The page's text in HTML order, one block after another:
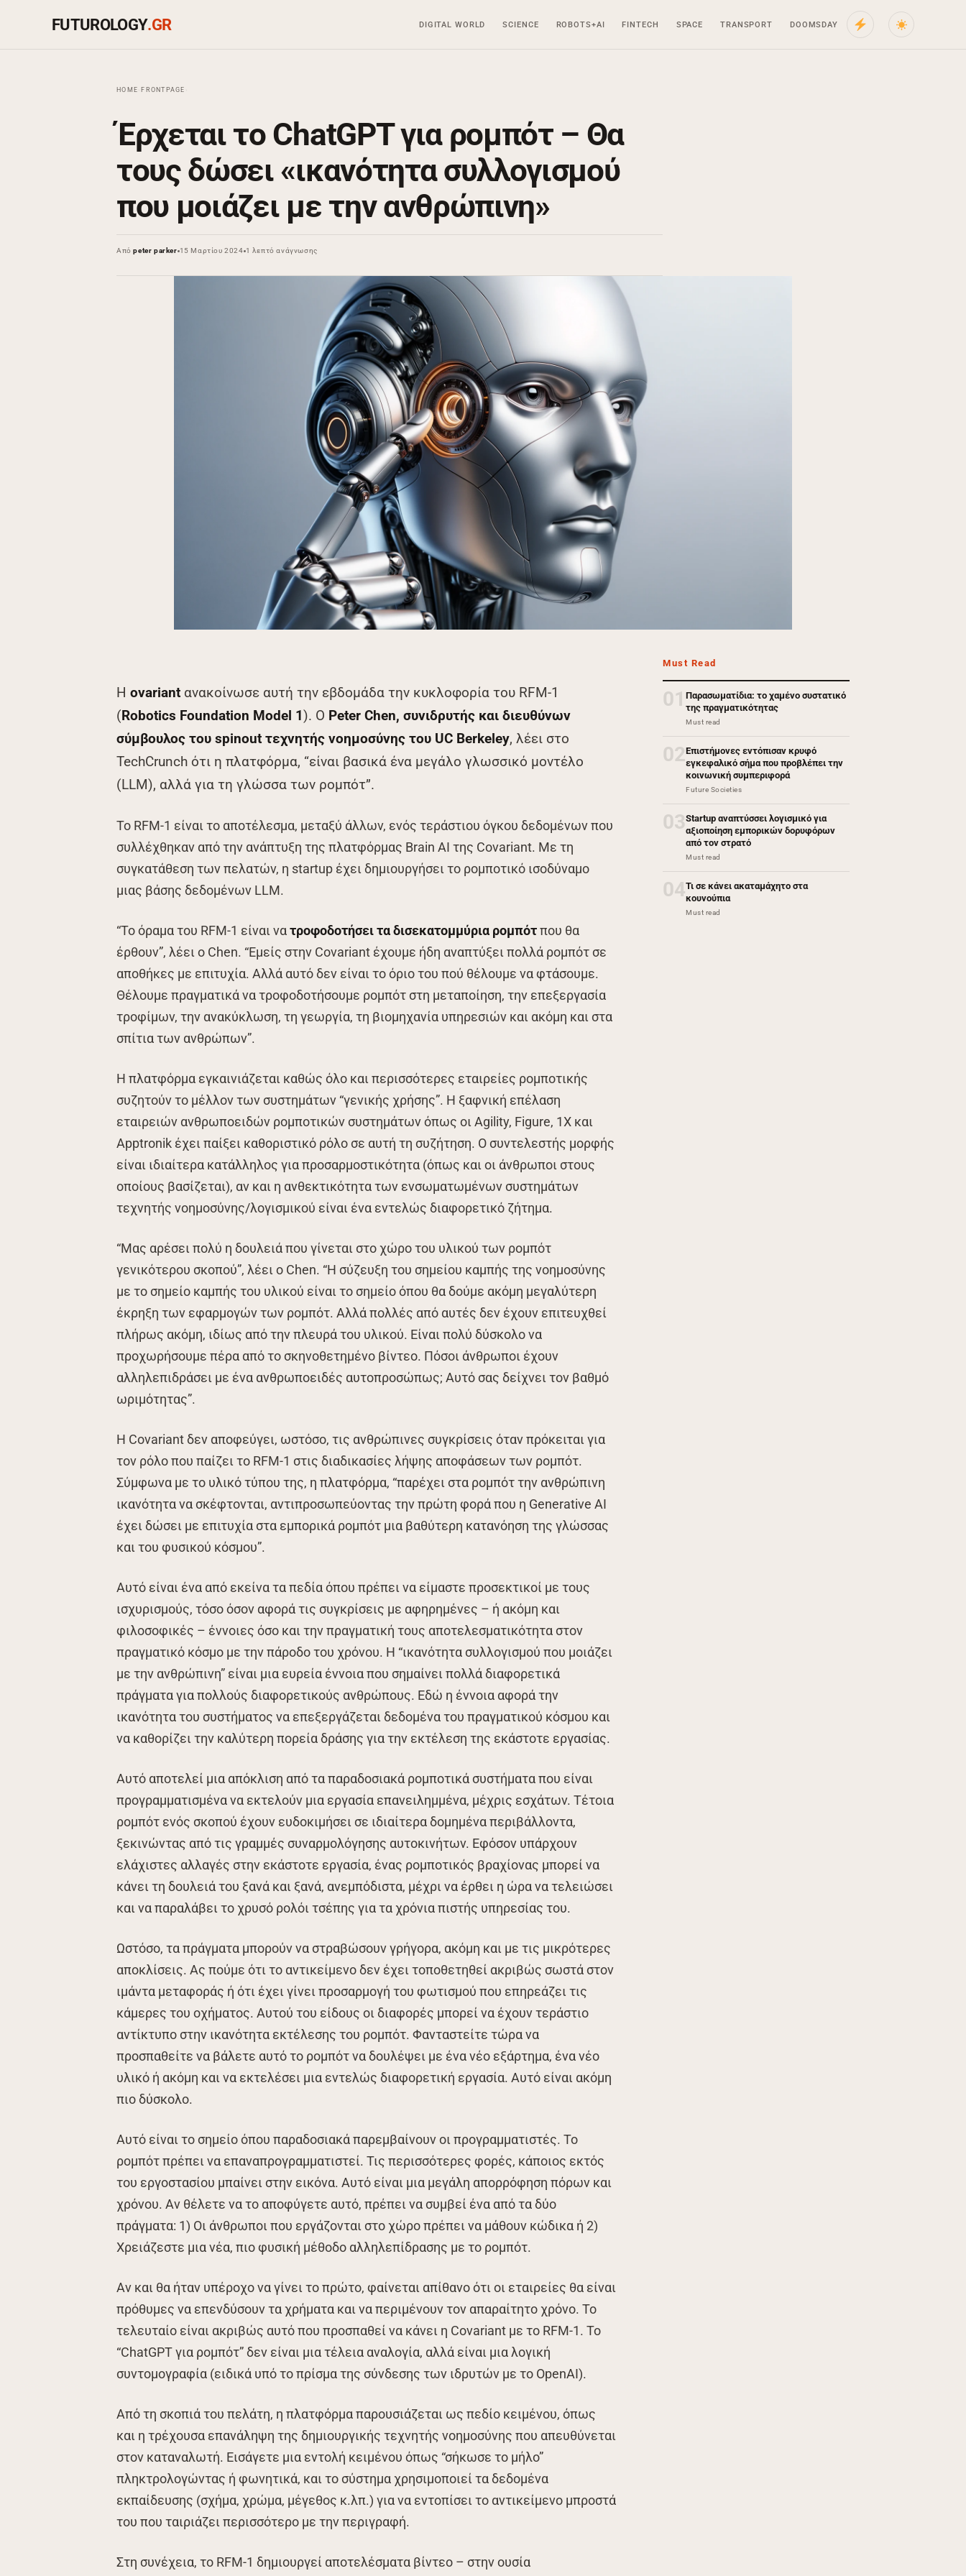
FUTUROLOGY.GR DIGITAL WORLD SCIENCE ROBOTS+AI FINTECH SPACE TRANSPORT DOOMSDAY
HOME FRONTPAGE
Έρχεται το ChatGPT για ρομπότ – Θα
τους δώσει «ικανότητα συλλογισμού
που μοιάζει με την ανθρώπινη»
Απόpeter parker 15 Μαρτίου 2024 1 λεπτό ανάγνωσης
Η ovariant ανακοίνωσε αυτή την εβδομάδα την κυκλοφορία του RFM-1
(Robotics Foundation Model 1). Ο Peter Chen, συνιδρυτής και διευθύνων
σύμβουλος του spinout τεχνητής νοημοσύνης του UC Berkeley, λέει στο
TechCrunch ότι η πλατφόρμα, “είναι βασικά ένα μεγάλο γλωσσικό μοντέλο
(LLM), αλλά για τη γλώσσα των ρομπότ”.
Το RFM-1 είναι το αποτέλεσμα, μεταξύ άλλων, ενός τεράστιου όγκου δεδομένων που
συλλέχθηκαν από την ανάπτυξη της πλατφόρμας Brain AI της Covariant. Με τη
συγκατάθεση των πελατών, η startup έχει δημιουργήσει το ρομποτικό ισοδύναμο
μιας βάσης δεδομένων LLM.
“Το όραμα του RFM-1 είναι νατροφοδοτήσει τα δισεκατομμύρια ρομπότπου θα
έρθουν”, λέει ο Chen. “Εμείς στην Covariant έχουμε ήδη αναπτύξει πολλά ρομπότ σε
αποθήκες με επιτυχία. Αλλά αυτό δεν είναι το όριο του πού θέλουμε να φτάσουμε.
Θέλουμε πραγματικά να τροφοδοτήσουμε ρομπότ στη μεταποίηση, την επεξεργασία
τροφίμων, την ανακύκλωση, τη γεωργία, τη βιομηχανία υπηρεσιών και ακόμη και στα
σπίτια των ανθρώπων”.
Η πλατφόρμα εγκαινιάζεται καθώς όλο και περισσότερες εταιρείες ρομποτικής
συζητούν το μέλλον των συστημάτων “γενικής χρήσης”. Η ξαφνική επέλαση
εταιρειών ανθρωποειδών ρομποτικών συστημάτων όπως οι Agility, Figure, 1X και
Apptronik έχει παίξει καθοριστικό ρόλο σε αυτή τη συζήτηση. Ο συντελεστής μορφής
είναι ιδιαίτερα κατάλληλος για προσαρμοστικότητα (όπως και οι άνθρωποι στους
οποίους βασίζεται), αν και η ανθεκτικότητα των ενσωματωμένων συστημάτων
τεχνητής νοημοσύνης/λογισμικού είναι ένα εντελώς διαφορετικό ζήτημα.
“Μας αρέσει πολύ η δουλειά που γίνεται στο χώρο του υλικού των ρομπότ
γενικότερου σκοπού”, λέει ο Chen. “Η σύζευξη του σημείου καμπής της νοημοσύνης
με το σημείο καμπής του υλικού είναι το σημείο όπου θα δούμε ακόμη μεγαλύτερη
έκρηξη των εφαρμογών των ρομπότ. Αλλά πολλές από αυτές δεν έχουν επιτευχθεί
πλήρως ακόμη, ιδίως από την πλευρά του υλικού. Είναι πολύ δύσκολο να
προχωρήσουμε πέρα από το σκηνοθετημένο βίντεο. Πόσοι άνθρωποι έχουν
αλληλεπιδράσει με ένα ανθρωποειδές αυτοπροσώπως; Αυτό σας δείχνει τον βαθμό
ωριμότητας”.
Η Covariant δεν αποφεύγει, ωστόσο, τις ανθρώπινες συγκρίσεις όταν πρόκειται για
τον ρόλο που παίζει το RFM-1 στις διαδικασίες λήψης αποφάσεων των ρομπότ.
Σύμφωνα με το υλικό τύπου της, η πλατφόρμα, “παρέχει στα ρομπότ την ανθρώπινη
ικανότητα να σκέφτονται, αντιπροσωπεύοντας την πρώτη φορά που η Generative AI
έχει δώσει με επιτυχία στα εμπορικά ρομπότ μια βαθύτερη κατανόηση της γλώσσας
και του φυσικού κόσμου”.
Αυτό είναι ένα από εκείνα τα πεδία όπου πρέπει να είμαστε προσεκτικοί με τους
ισχυρισμούς, τόσο όσον αφορά τις συγκρίσεις με αφηρημένες – ή ακόμη και
φιλοσοφικές – έννοιες όσο και την πραγματική τους αποτελεσματικότητα στον
πραγματικό κόσμο με την πάροδο του χρόνου. Η “ικανότητα συλλογισμού που μοιάζει
με την ανθρώπινη” είναι μια ευρεία έννοια που σημαίνει πολλά διαφορετικά
πράγματα για πολλούς διαφορετικούς ανθρώπους. Εδώ η έννοια αφορά την
ικανότητα του συστήματος να επεξεργάζεται δεδομένα του πραγματικού κόσμου και
να καθορίζει την καλύτερη πορεία δράσης για την εκτέλεση της εκάστοτε εργασίας.
Αυτό αποτελεί μια απόκλιση από τα παραδοσιακά ρομποτικά συστήματα που είναι
προγραμματισμένα να εκτελούν μια εργασία επανειλημμένα, μέχρις εσχάτων. Τέτοια
ρομπότ ενός σκοπού έχουν ευδοκιμήσει σε ιδιαίτερα δομημένα περιβάλλοντα,
ξεκινώντας από τις γραμμές συναρμολόγησης αυτοκινήτων. Εφόσον υπάρχουν
ελάχιστες αλλαγές στην εκάστοτε εργασία, ένας ρομποτικός βραχίονας μπορεί να
κάνει τη δουλειά του ξανά και ξανά, ανεμπόδιστα, μέχρι να έρθει η ώρα να τελειώσει
και να παραλάβει το χρυσό ρολόι τσέπης για τα χρόνια πιστής υπηρεσίας του.
Ωστόσο, τα πράγματα μπορούν να στραβώσουν γρήγορα, ακόμη και με τις μικρότερες
αποκλίσεις. Ας πούμε ότι το αντικείμενο δεν έχει τοποθετηθεί ακριβώς σωστά στον
ιμάντα μεταφοράς ή ότι έχει γίνει προσαρμογή του φωτισμού που επηρεάζει τις
κάμερες του οχήματος. Αυτού του είδους οι διαφορές μπορεί να έχουν τεράστιο
αντίκτυπο στην ικανότητα εκτέλεσης του ρομπότ. Φανταστείτε τώρα να
προσπαθείτε να βάλετε αυτό το ρομπότ να δουλέψει με ένα νέο εξάρτημα, ένα νέο
υλικό ή ακόμη και να εκτελέσει μια εντελώς διαφορετική εργασία. Αυτό είναι ακόμη
πιο δύσκολο.
Αυτό είναι το σημείο όπου παραδοσιακά παρεμβαίνουν οι προγραμματιστές. Το
ρομπότ πρέπει να επαναπρογραμματιστεί. Τις περισσότερες φορές, κάποιος εκτός
του εργοστασίου μπαίνει στην εικόνα. Αυτό είναι μια μεγάλη απορρόφηση πόρων και
χρόνου. Αν θέλετε να το αποφύγετε αυτό, πρέπει να συμβεί ένα από τα δύο
πράγματα: 1) Οι άνθρωποι που εργάζονται στο χώρο πρέπει να μάθουν κώδικα ή 2)
Χρειάζεστε μια νέα, πιο φυσική μέθοδο αλληλεπίδρασης με το ρομπότ.
Αν και θα ήταν υπέροχο να γίνει το πρώτο, φαίνεται απίθανο ότι οι εταιρείες θα είναι
πρόθυμες να επενδύσουν τα χρήματα και να περιμένουν τον απαραίτητο χρόνο. Το
τελευταίο είναι ακριβώς αυτό που προσπαθεί να κάνει η Covariant με το RFM-1. Το
“ChatGPT για ρομπότ” δεν είναι μια τέλεια αναλογία, αλλά είναι μια λογική
συντομογραφία (ειδικά υπό το πρίσμα της σύνδεσης των ιδρυτών με το OpenAI).
Από τη σκοπιά του πελάτη, η πλατφόρμα παρουσιάζεται ως πεδίο κειμένου, όπως
και η τρέχουσα επανάληψη της δημιουργικής τεχνητής νοημοσύνης που απευθύνεται
στον καταναλωτή. Εισάγετε μια εντολή κειμένου όπως “σήκωσε το μήλο”
πληκτρολογώντας ή φωνητικά, και το σύστημα χρησιμοποιεί τα δεδομένα
εκπαίδευσης (σχήμα, χρώμα, μέγεθος κ.λπ.) για να εντοπίσει το αντικείμενο μπροστά
του που ταιριάζει περισσότερο με την περιγραφή.
Στη συνέχεια, το RFM-1 δημιουργεί αποτελέσματα βίντεο – στην ουσία
Must Read
01 Παρασωματίδια: το χαμένο συστατικό
της πραγματικότητας
Must read
02Επιστήμονες εντόπισαν κρυφό
εγκεφαλικό σήμα που προβλέπει την
κοινωνική συμπεριφορά
Future Societies
03Startup αναπτύσσει λογισμικό για
αξιοποίηση εμπορικών δορυφόρων
από τον στρατό
Must read
04Τι σε κάνει ακαταμάχητο στα
κουνούπια
Must read